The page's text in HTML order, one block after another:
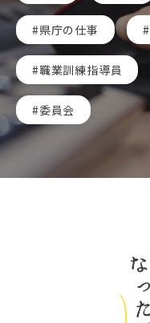
県庁の仕事
職業訓練指導員
委員会